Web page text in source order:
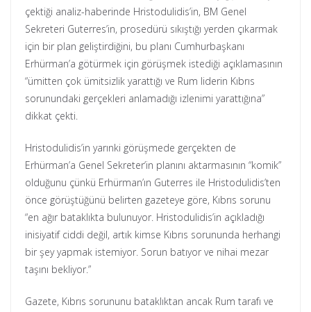
çektiği analiz-haberinde Hristodulidis’in, BM Genel
Sekreteri Guterres’in, prosedürü sıkıştığı yerden çıkarmak
için bir plan geliştirdiğini, bu planı Cumhurbaşkanı
Erhürman’a götürmek için görüşmek istediği açıklamasının
“ümitten çok ümitsizlik yarattığı ve Rum liderin Kıbrıs
sorunundaki gerçekleri anlamadığı izlenimi yarattığına”
dikkat çekti.
Hristodulidis’in yarınki görüşmede gerçekten de
Erhürman’a Genel Sekreter’in planını aktarmasının “komik”
olduğunu çünkü Erhürman’ın Guterres ile Hristodulidis’ten
önce görüştüğünü belirten gazeteye göre, Kıbrıs sorunu
“en ağır bataklıkta bulunuyor. Hristodulidis’in açıkladığı
inisiyatif ciddi değil, artık kimse Kıbrıs sorununda herhangi
bir şey yapmak istemiyor. Sorun batıyor ve nihai mezar
taşını bekliyor.”
Gazete, Kıbrıs sorununu bataklıktan ancak Rum tarafı ve